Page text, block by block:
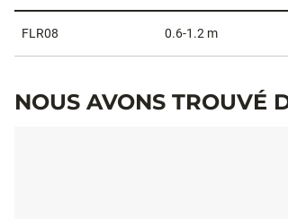
FLR08 0.6-1.2 m
NOUS AVONS TROUVÉ